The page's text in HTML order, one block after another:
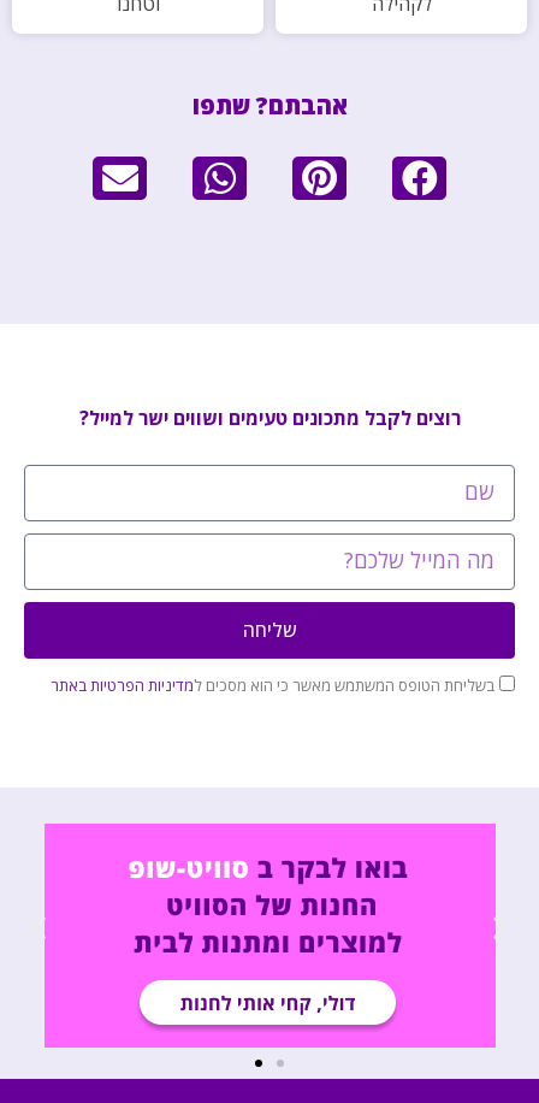
אהבתם? שתפו
רוצים לקבל מתכונים טעימים ושווים ישר למייל?
בשליחת הטופס המשתמש מאשר כי הוא מסכים למדיניות הפרטיות באתר
שליחה